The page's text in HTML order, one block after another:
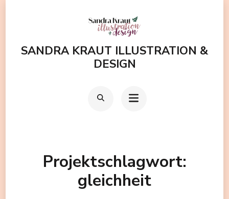
(EnterSANDRA KRAUT ILLUSTRATION &
DESIGN
Projektschlagwort:
gleichheit